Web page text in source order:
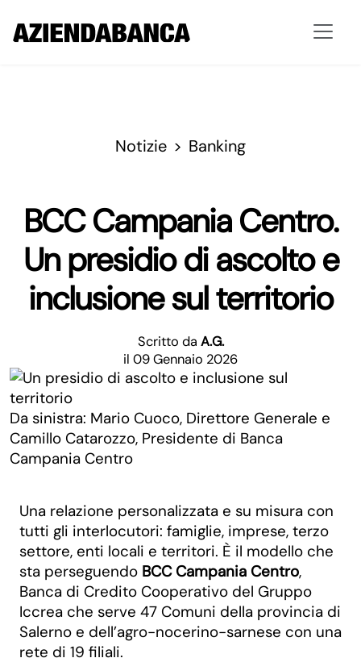
Notizie Banking
BCC Campania Centro.
Un presidio di ascolto e
inclusione sul territorio
Scritto da A.G.
il 09 Gennaio 2026
Da sinistra: Mario Cuoco, Direttore Generale e
Camillo Catarozzo, Presidente di Banca
Campania Centro
Una relazione personalizzata e su misura con
tutti gli interlocutori: famiglie, imprese, terzo
settore, enti locali e territori. È il modello che
sta perseguendo BCC Campania Centro,
Banca di Credito Cooperativo del Gruppo
Iccrea che serve 47 Comuni della provincia di
Salerno e dell’agro-nocerino-sarnese con una
rete di 19 filiali.